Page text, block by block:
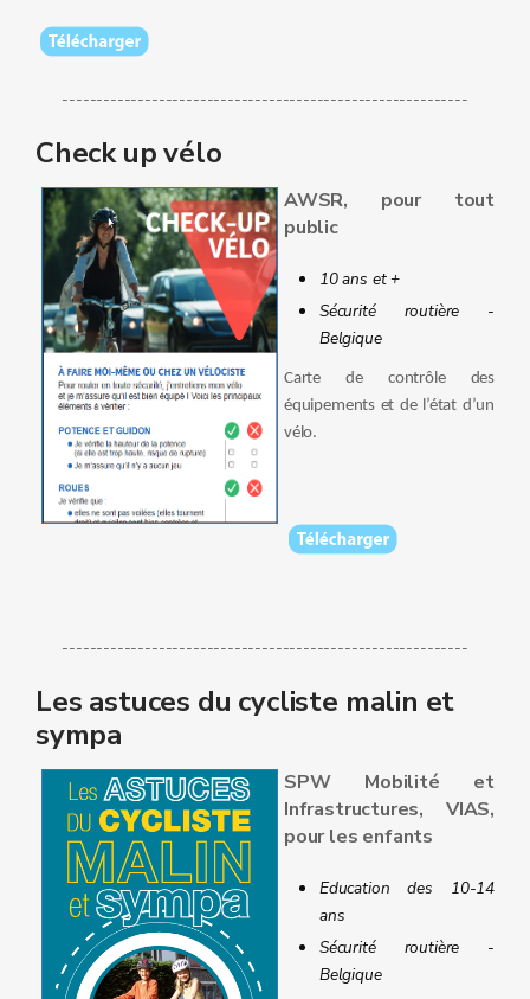
-----------------------------------------------------------
Check up vélo
AWSR, pour tout
public
10 ans et +
Sécurité routière -
Belgique
Carte de contrôle des
équipements et de l’état d’un
vélo.
-----------------------------------------------------------
Les astuces du cycliste malin et
sympa
SPW Mobilité et
Infrastructures, VIAS,
pour les enfants
Education des 10-14
ans
Sécurité routière -
Belgique